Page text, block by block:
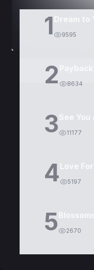
1 Dream to
9595
2 8634
3See
11177
4Love
5197
5 2670